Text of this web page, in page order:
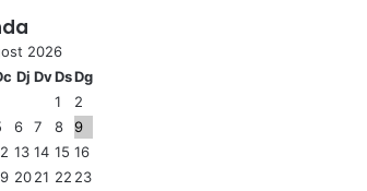
2026
Dj DvDsDg
1
2
6 7 8
9
13 14 15 16
2021 22 23